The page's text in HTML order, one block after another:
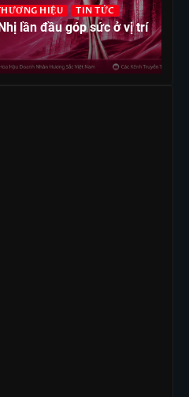
HIỆU TIN TỨC
lần đầu góp sức ở vị trí